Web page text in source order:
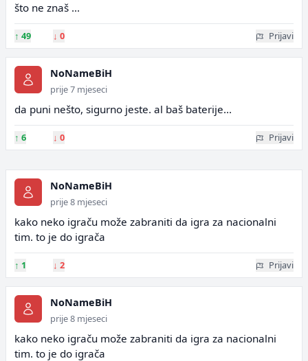
što ne znaš ...
↑ 49 ↓ 0 Prijavi
NoNameBiH
prije 7 mjeseci
da puni nešto, sigurno jeste. al baš baterije...
↑ 6 ↓ 0 Prijavi
NoNameBiH
prije 8 mjeseci
kako neko igraču može zabraniti da igra za nacionalni
tim. to je do igrača
↑ 1 ↓ 2 Prijavi
NoNameBiH
prije 8 mjeseci
kako neko igraču može zabraniti da igra za nacionalni
tim. to je do igrača